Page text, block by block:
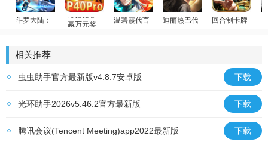
斗罗大陆：武魂觉醒赢万元奖
温碧霞代言
迪丽热巴代言
回合制卡牌
相关推荐
虫虫助手官方最新版v4.8.7安卓版 下载
光环助手2026v5.46.2官方最新版 下载
腾讯会议(Tencent Meeting)app2022最新版 下载